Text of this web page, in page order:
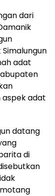
dari
adat
adat
datang
di